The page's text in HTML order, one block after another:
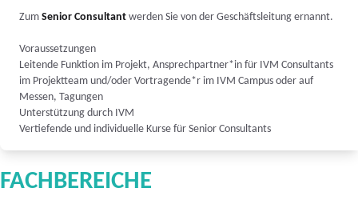
Zum Senior Consultant werden Sie von der Geschäftsleitung ernannt.
Voraussetzungen
Leitende Funktion im Projekt, Ansprechpartner*in für IVM Consultants
im Projektteam und/oder Vortragende*r im IVM Campus oder auf
Messen, Tagungen
Unterstützung durch IVM
Vertiefende und individuelle Kurse für Senior Consultants
FACHBEREICHE